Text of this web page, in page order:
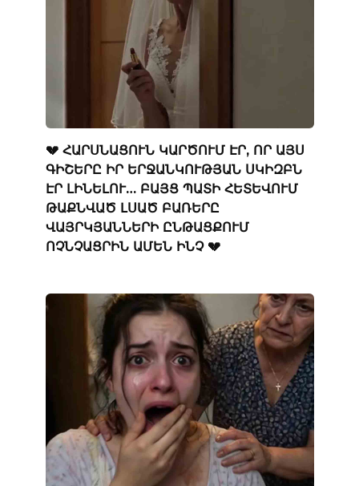
💔 ՀԱՐՍՆԱՑՈՒՆ ԿԱՐԾՈՒՄ ԷՐ, ՈՐ ԱՅՍ
ԳԻՇԵՐԸ ԻՐ ԵՐՋԱՆԿՈՒԹՅԱՆ ՍԿԻԶԲՆ
ԷՐ ԼԻՆԵԼՈՒ… ԲԱՅՑ ՊԱՏԻ ՀԵՏԵՎՈՒՄ
ԹԱՔՆՎԱԾ ԼՍԱԾ ԲԱՌԵՐԸ
ՎԱՅՐԿՅԱՆՆԵՐԻ ԸՆԹԱՑՔՈՒՄ
ՈՉՆՉԱՑՐԻՆ ԱՄԵՆ ԻՆՉ 💔